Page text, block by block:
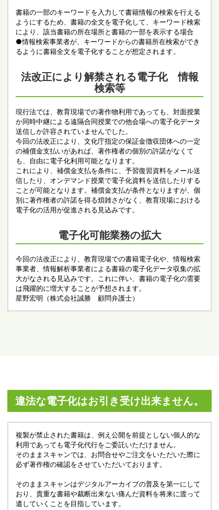
書籍の一部のキーワードを入力して書籍情報の検索を行える
ようにするため、書籍の全文を電子化して、キーワード検索
により、該当書籍の所在場所と書籍の一部を表示する場合
●情報検索事業者が、キーワードからの書籍所在検索ができ
るように書籍全文を電子化することが想定されます。
法改正により解禁される電子化 情報
検索等
現行法では、教育現場での著作物利用であっても、対面授業
か同時中継による遠隔合同授業での他会場への電子化データ
送信しか許容されていませんでした。
今回の法改正により、文化庁指定の保証金徴収団体への一定
の補償金支払いがあれば、著作権者の個別の許諾がなくて
も、自由に電子化利用可能となります。
これにより、補償金支払を条件に、予習復習資料をメール送
信したり、オンデマンド授業で電子化資料を送信したりする
ことが可能となります。補償金支払が条件となりますが、個
別に著作権者の許諾を得る煩雑さがなく、教育現場における
電子化の活用が促進される見込みです。
電子化可能業務の拡大
今回の法改正により、教育現場での書籍電子化や、情報検索
事業者、情報解析事業者による書籍の電子化データ収集の拡
大がなされる見込みです。これに伴い、書籍の電子化の需要
は飛躍的に増大することが予想されます。
星野宏明（株式会社誠勝 顧問弁護士）
違法な電子化はお引き受け出来ません。
複製が禁止された書籍は、例え公開を前提としない個人的な
利用であっても電子化代行をご委託いただけません。
そのままスキャンでは、お問合せやご注文をいただいた際に
必ず著作権の確認をさせていただいております。
そのままスキャンはデジタルアーカイブの普及を第一にして
おり、貴重な書籍や裁断出来ない痛んだ資料を将来に渡って
遺していくことを目指しています。